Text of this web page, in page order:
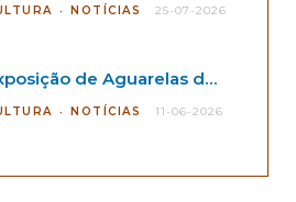
NOTÍCIAS 25-07-2026
Exposição de Aguarelas de André Kano
NOTÍCIAS 11-06-2026